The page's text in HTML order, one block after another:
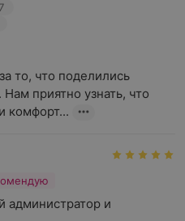
заболеваний;
направления;
направления;
то, что поделились
приятно узнать, что
комфорт...
администратор и